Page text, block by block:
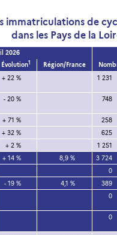
immatriculations de
dans les Pays de la
2026
Évolution1 Région/France
+ 22 % 1 231
- 20 % 748
+ 71 %
258
+ 32 %
625
+ 2 %
1 251
+ 14 % 8,9 %
3 724
0
- 19 % 4,1 %
389
0
0